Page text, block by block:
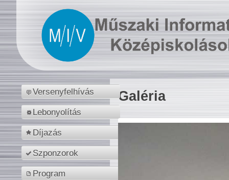
Versenyfelhívás
Lebonyolítás
Díjazás
Szponzorok
Program
Galéria